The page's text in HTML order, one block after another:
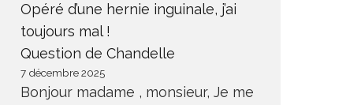
Opéré d’une hernie inguinale, j’ai
toujours mal !
Question de Chandelle
7 décembre 2025
Bonjour madame , monsieur, Je me